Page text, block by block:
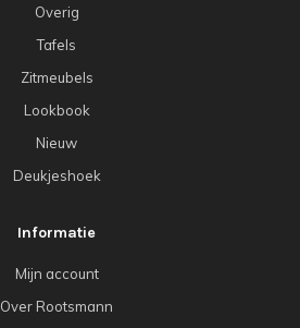
Overig
Tafels
Zitmeubels
Lookbook
Nieuw
Deukjeshoek
Informatie
Mijn account
Over Rootsmann